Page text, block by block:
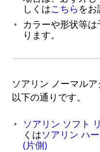
しくはこちら をお
カラーや形状等
ります。
ソアリン ノーマル
以下の通りです。
ソアリン ソフト
くはソアリン ハ
(片側)